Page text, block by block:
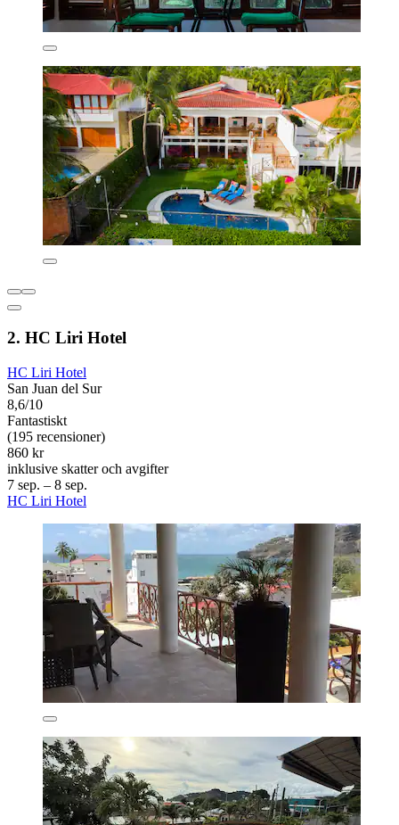
2. HC Liri Hotel
HC Liri Hotel
San Juan del Sur
8,6/10
Fantastiskt
(195 recensioner)
860 kr
inklusive skatter och avgifter
7 sep. – 8 sep.
HC Liri Hotel